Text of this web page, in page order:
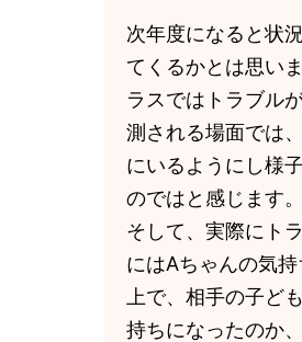
次年度になると状
てくるかとは思い
ラスではトラブル
測される場面では
にいるようにし様
のではと感じます。
そして、実際にト
にはAちゃんの気
上で、相手の子ど
持ちになったのか